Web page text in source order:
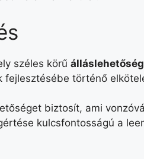
széles körű
fejlesztésébe történő
biztosít, ami
kulcsfontosságú a